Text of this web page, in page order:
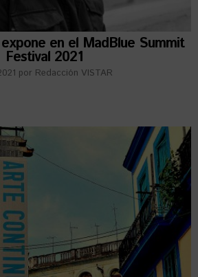
en el MadBlue Summit
Festival 2021
por Redacción VISTAR